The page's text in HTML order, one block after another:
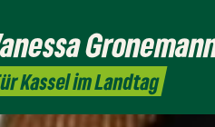
Kassel im Landtag